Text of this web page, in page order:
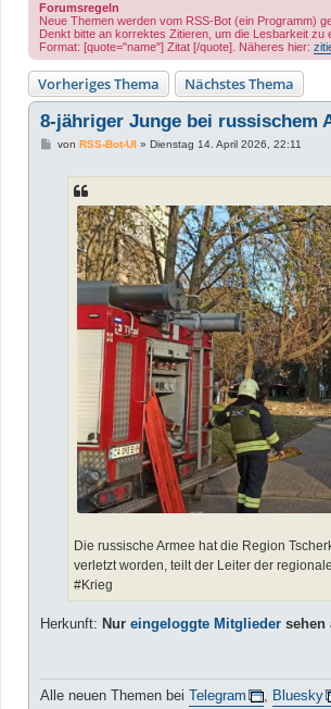
Forumsregeln
Neue Themen werden vom RSS-Bot (ein Programm)
Denkt bitte an korrektes Zitieren, um die Lesbarkeit zu
Format: [quote="name"] Zitat [/quote]. Näheres hier:
Vorheriges Thema Nächstes Thema
8-jähriger Junge bei russischem
Bvon RSS-Bot-UI» Dienstag 14. April 2026, 22:11
Die russische Armee hat die Region
verletzt worden, teilt der Leiter der
#Krieg
Herkunft: Nur eingeloggte Mitglieder sehen
Alle neuen Themen bei Telegram , Bluesky